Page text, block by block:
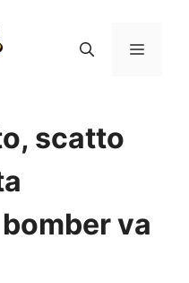
Menu
scatto
va